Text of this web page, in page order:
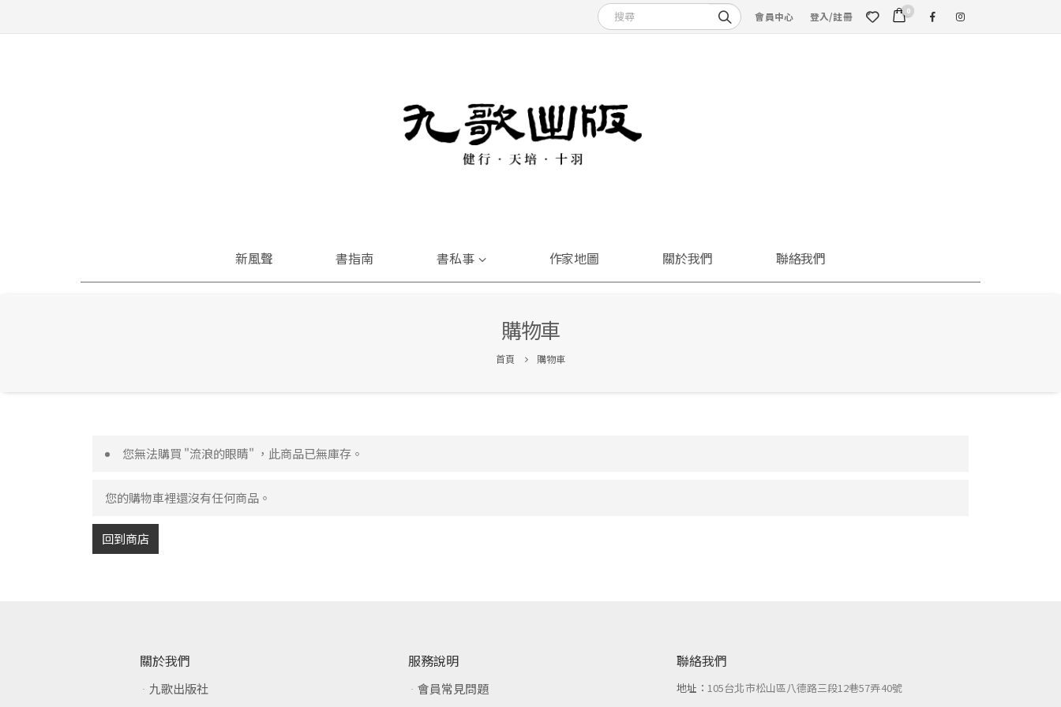
會員中心 登入/註冊 0
新風聲 書指南 書私事 作家地圖 關於我們 聯絡我們
購物車
首頁 購物車
您無法購買 "流浪的眼睛" ，此商品已無庫存。
您的購物車裡還沒有任何商品。
回到商店
關於我們
九歌出版社
服務說明
會員常見問題
聯絡我們
地址： 105台北市松山區八德路三段12巷57弄40號